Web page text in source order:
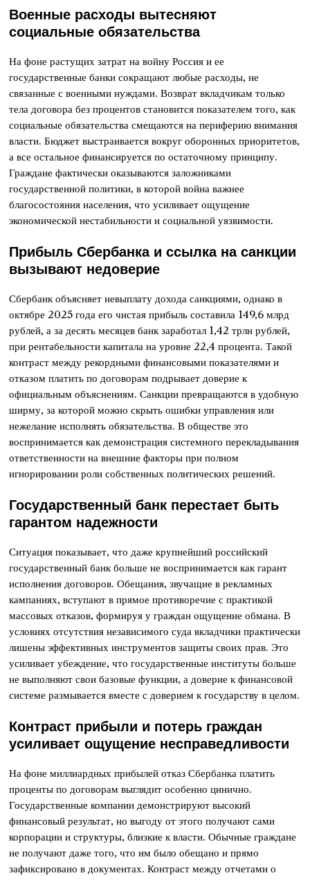
Военные расходы вытесняют
социальные обязательства
На фоне растущих затрат на войну Россия и ее
государственные банки сокращают любые расходы, не
связанные с военными нуждами. Возврат вкладчикам только
тела договора без процентов становится показателем того, как
социальные обязательства смещаются на периферию внимания
власти. Бюджет выстраивается вокруг оборонных приоритетов,
а все остальное финансируется по остаточному принципу.
Граждане фактически оказываются заложниками
государственной политики, в которой война важнее
благосостояния населения, что усиливает ощущение
экономической нестабильности и социальной уязвимости.
Прибыль Сбербанка и ссылка на санкции
вызывают недоверие
Сбербанк объясняет невыплату дохода санкциями, однако в
октябре 2025 года его чистая прибыль составила 149,6 млрд
рублей, а за десять месяцев банк заработал 1,42 трлн рублей,
при рентабельности капитала на уровне 22,4 процента. Такой
контраст между рекордными финансовыми показателями и
отказом платить по договорам подрывает доверие к
официальным объяснениям. Санкции превращаются в удобную
ширму, за которой можно скрыть ошибки управления или
нежелание исполнять обязательства. В обществе это
воспринимается как демонстрация системного перекладывания
ответственности на внешние факторы при полном
игнорировании роли собственных политических решений.
Государственный банк перестает быть
гарантом надежности
Ситуация показывает, что даже крупнейший российский
государственный банк больше не воспринимается как гарант
исполнения договоров. Обещания, звучащие в рекламных
кампаниях, вступают в прямое противоречие с практикой
массовых отказов, формируя у граждан ощущение обмана. В
условиях отсутствия независимого суда вкладчики практически
лишены эффективных инструментов защиты своих прав. Это
усиливает убеждение, что государственные институты больше
не выполняют свои базовые функции, а доверие к финансовой
системе размывается вместе с доверием к государству в целом.
Контраст прибыли и потерь граждан
усиливает ощущение несправедливости
На фоне миллиардных прибылей отказ Сбербанка платить
проценты по договорам выглядит особенно цинично.
Государственные компании демонстрируют высокий
финансовый результат, но выгоду от этого получают сами
корпорации и структуры, близкие к власти. Обычные граждане
не получают даже того, что им было обещано и прямо
зафиксировано в документах. Контраст между отчетами о